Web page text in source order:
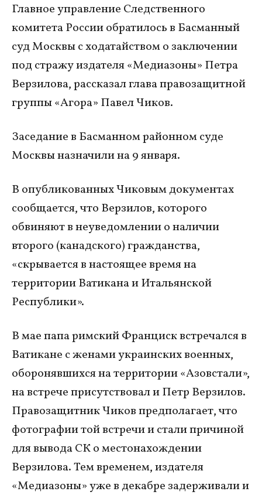
Главное управление Следственного
комитета России обратилось в Басманный
суд Москвы с ходатайством о заключении
под стражу издателя «Медиазоны» Петра
Верзилова, рассказал глава правозащитной
группы «Агора» Павел Чиков.
Заседание в Басманном районном суде
Москвы назначили на 9 января.
В опубликованных Чиковым документах
сообщается, что Верзилов, которого
обвиняют в неуведомлении о наличии
второго (канадского) гражданства,
«скрывается в настоящее время на
территории Ватикана и Итальянской
Республики».
В мае папа римский Франциск встречался в
Ватикане с женами украинских военных,
оборонявшихся на территории «Азовстали»,
на встрече присутствовал и Петр Верзилов.
Правозащитник Чиков предполагает, что
фотографии той встречи и стали причиной
для вывода СК о местонахождении
Верзилова. Тем временем, издателя
«Медиазоны» уже в декабре задерживали и